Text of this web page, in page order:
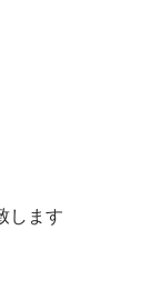
します